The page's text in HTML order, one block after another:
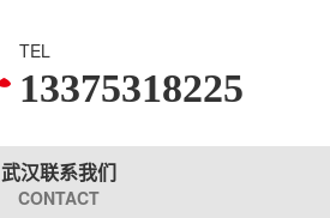
TEL
13375318225
武汉联系我们
CONTACT